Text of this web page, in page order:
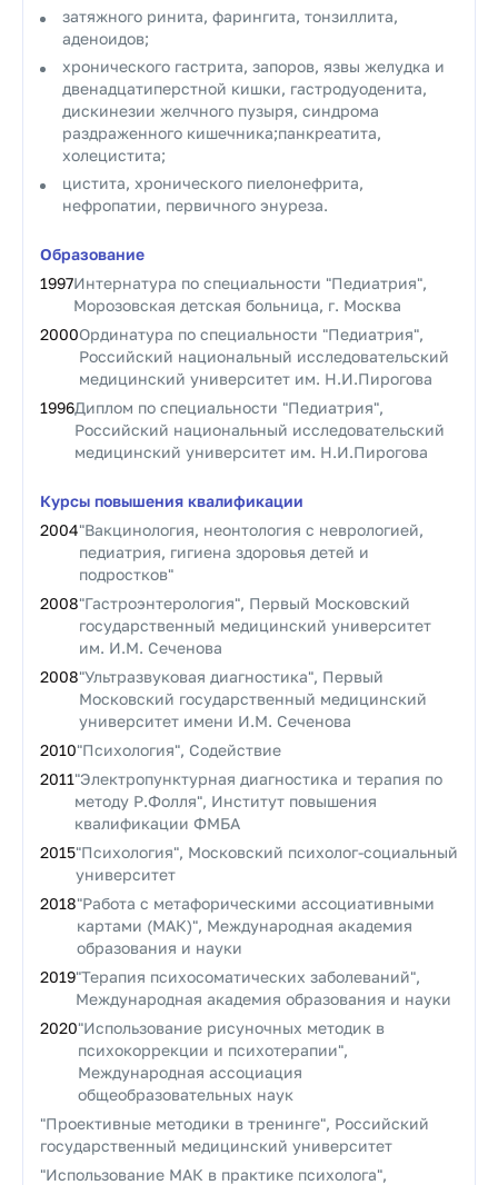
затяжного ринита, фарингита, тонзиллита,
аденоидов;
хронического гастрита, запоров, язвы желудка и
двенадцатиперстной кишки, гастродуоденита,
дискинезии желчного пузыря, синдрома
раздраженного кишечника;панкреатита,
холецистита;
цистита, хронического пиелонефрита,
нефропатии, первичного энуреза.
Образование
1997Интернатура по специальности "Педиатрия",
Морозовская детская больница, г. Москва
2000Ординатура по специальности "Педиатрия",
Российский национальный исследовательский
медицинский университет им. Н.И.Пирогова
1996Диплом по специальности "Педиатрия",
Российский национальный исследовательский
медицинский университет им. Н.И.Пирогова
Курсы повышения квалификации
2004"Вакцинология, неонтология с неврологией,
педиатрия, гигиена здоровья детей и
подростков"
2008"Гастроэнтерология", Первый Московский
государственный медицинский университет
им. И.М. Сеченова
2008"Ультразвуковая диагностика", Первый
Московский государственный медицинский
университет имени И.М. Сеченова
2010"Психология", Содействие
2011"Электропунктурная диагностика и терапия по
методу Р.Фолля", Институт повышения
квалификации ФМБА
2015"Психология", Московский психолог-социальный
университет
2018"Работа с метафорическими ассоциативными
картами (МАК)", Международная академия
образования и науки
2019"Терапия психосоматических заболеваний",
Международная академия образования и науки
2020"Использование рисуночных методик в
психокоррекции и психотерапии",
Международная ассоциация
общеобразовательных наук
"Проективные методики в тренинге", Российский
государственный медицинский университет
"Использование МАК в практике психолога",